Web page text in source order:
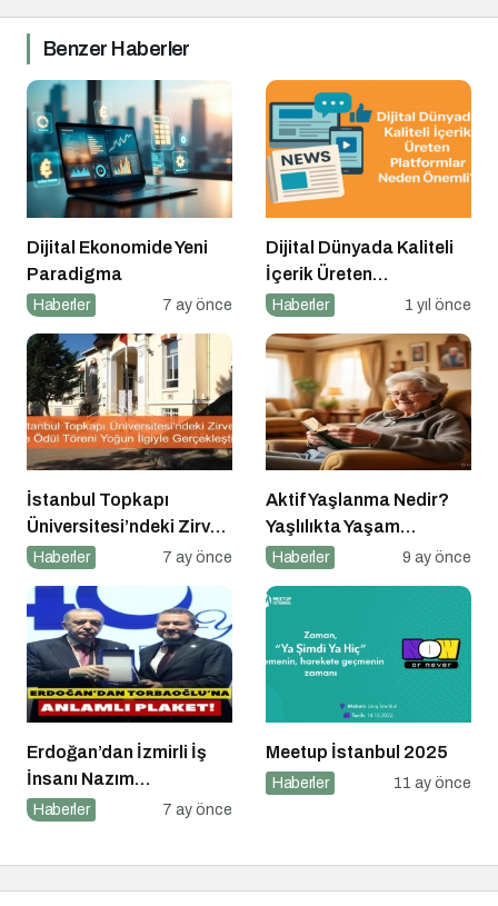
Benzer Haberler
Dijital Ekonomide Yeni
Paradigma
Haberler 7 ay önce
Dijital Dünyada Kaliteli
İçerik Üreten
Platformlar Neden
Haberler 1 yıl önce
İstanbul Topkapı
Üniversitesi’ndeki Zirve
ve Ödül Töreni Yoğun
Haberler 7 ay önce
Aktif Yaşlanma Nedir?
Yaşlılıkta Yaşam
Kalitesini Artırmanın
Haberler 9 ay önce
Erdoğan’dan İzmirli İş
İnsanı Nazım
Torbaoğlu’na Anlamlı
Haberler 7 ay önce
Meetup İstanbul 2025
Haberler 11 ay önce